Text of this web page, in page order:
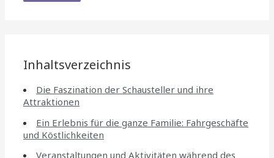
Inhaltsverzeichnis
Die Faszination der Schausteller und ihre
Attraktionen
Ein Erlebnis für die ganze Familie: Fahrgeschäfte
und Köstlichkeiten
Veranstaltungen und Aktivitäten während des